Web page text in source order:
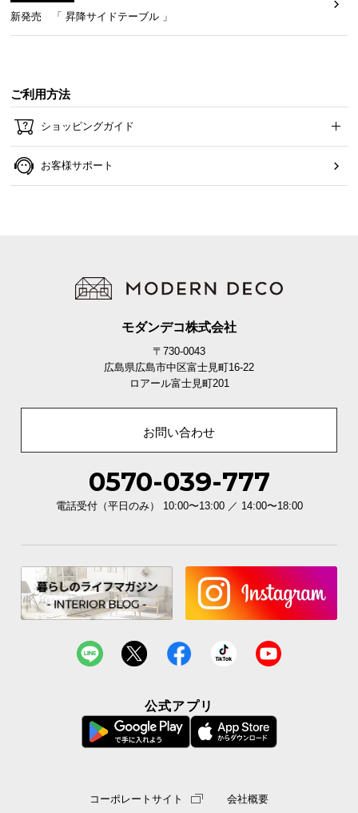
新発売 「 昇降サイドテーブル 」
ご利用方法
ショッピングガイド
お客様サポート
モダンデコ株式会社
〒730-0043
広島県広島市中区富士見町16-22
ロアール富士見町201
お問い合わせ
0570-039-777
電話受付（平日のみ） 10:00〜13:00 ／ 14:00〜18:00
公式アプリ
コーポレートサイト 会社概要